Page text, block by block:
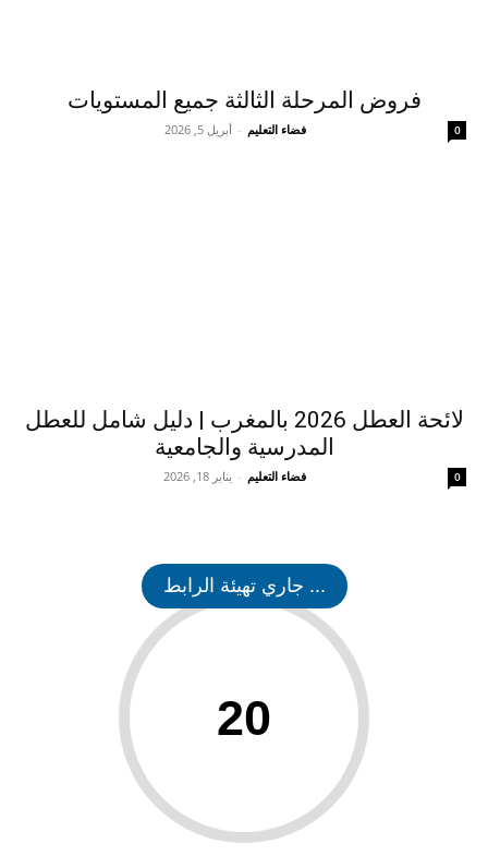
فروض المرحلة الثالثة جميع المستويات
فضاء التعليم - أبريل 5, 2026 0
لائحة العطل 2026 بالمغرب | دليل شامل للعطل
المدرسية والجامعية
فضاء التعليم - يناير 18, 2026 0
... جاري تهيئة الرابط
20